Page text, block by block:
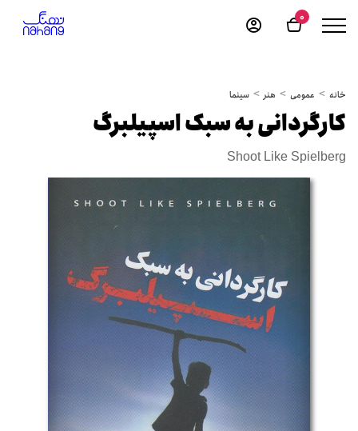
0
خانه عمومی هنر سینما
کارگردانی به سبک اسپیلبرگ
Shoot Like Spielberg